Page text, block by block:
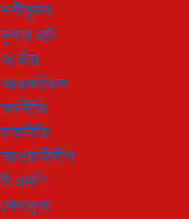
শশীভূষণ
দুলার হাট
জাতীয়
আন্তর্জাতিক
অর্থনীতি
রাজনীতি
আওয়ামীলীগ
বিএনপি
খেলাধুলা